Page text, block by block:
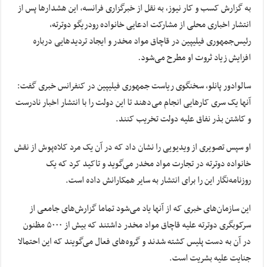
به گزارش کسب و کار نیوز، به نقل از خبرگزاری فرانسه، این هشدارها پس از
انتشار اخباری محلی از مشارکت ادعایی خانواده رودریگو دوترته،
رئیس‌جمهوری فیلیپین در قاچاق مواد مخدر و ایجاد تردیدهایی درباره
افزایش زیاد ثروت او مطرح می‌شود.
سالوادور پانلو، سخنگوی ریاست جمهوری فیلیپین در کنفرانس خبری گفت:
آنها یک سری کارهایی انجام می‌دهند تا این دولت را با انتشار اخبار نادرست
و کاشتن بذر نفاق علیه دولت تخریب کنند.
او سپس تصویری از ویدیویی را نشان داد که در آن یک مرد کلاه‌پوش از نقش
خانواده دوترته در تجارت مواد مخدر می‌گوید و تاکید کرد که یک
روزنامه‌نگار این را برای انتشار به سایر همکارانش داده است.
این سازمان‌های خبری که از آنها یاد می‌شود تماما گزارش‌های جامعی از
سرکوبگری دوترته علیه قاچاق مواد مخدر داشتند که بیش از ۵۰۰۰ مظنون
در آن به دست پلیس کشته شدند و گروه‌های فعال می‌گویند که این احتمالا
جنایت علیه بشریت است.